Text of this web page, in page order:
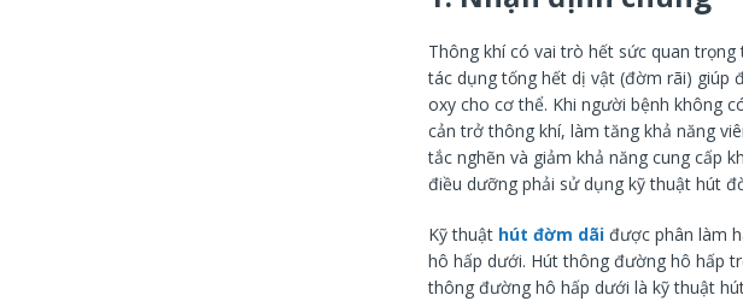
Thông khí có vai trò hết sức quan
tác dụng tống hết dị vật (đờm rãi) giúp
oxy cho cơ thể. Khi người bệnh không
cản trở thông khí, làm tăng khả năng
tắc nghẽn và giảm khả năng cung cấp
điều dưỡng phải sử dụng kỹ thuật hút
Kỹ thuật hút đờm dãiđược phân làm
hô hấp dưới. Hút thông đường hô hấp
thông đường hô hấp dưới là kỹ thuật